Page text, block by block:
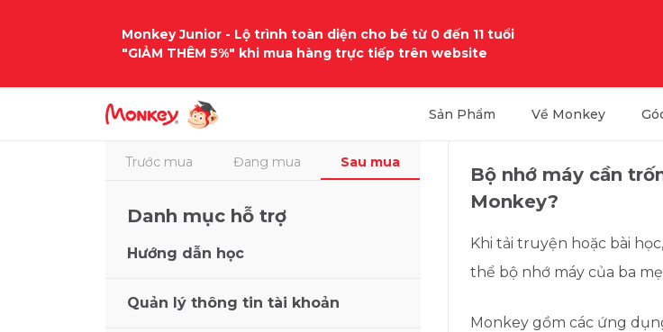
Monkey Junior - Lộ trình toàn diện cho bé từ 0 đến 11 tuổi
"GIẢM THÊM 5%" khi mua hàng trực tiếp trên website
Sản Phẩm Về Monkey
Trang chủ Hỗ trợ
Trước mua Đang mua Sau mua
Danh mục hỗ trợ
Hướng dẫn học
Quản lý thông tin tài khoản
Bộ nhớ máy cần
Monkey?
Khi tải truyện hoặc bài
thể bộ nhớ máy của ba
Monkey gồm các ứng